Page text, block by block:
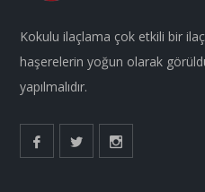
Kokulu ilaçlama çok etkili bir
haşerelerin yoğun olarak
yapılmalıdır.